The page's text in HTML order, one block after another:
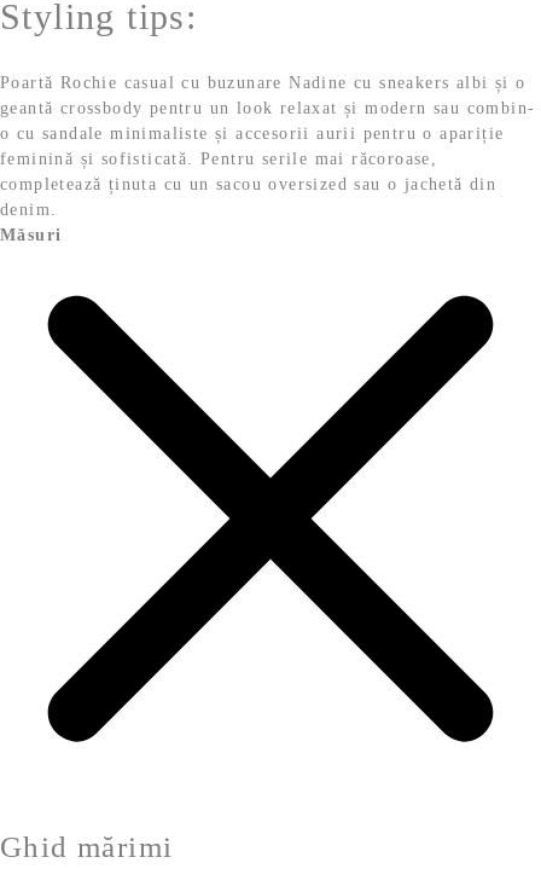
Styling tips:
Poartă Rochie casual cu buzunare Nadine cu sneakers albi și o
geantă crossbody pentru un look relaxat și modern sau combin-
o cu sandale minimaliste și accesorii aurii pentru o apariție
feminină și sofisticată. Pentru serile mai răcoroase,
completează ținuta cu un sacou oversized sau o jachetă din
denim.
Măsuri
Ghid mărimi